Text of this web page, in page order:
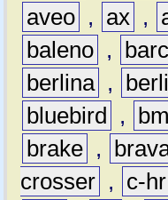
aveo , ax ,
baleno ,
berlina ,
bluebird
,
brake ,
crosser , c-hr